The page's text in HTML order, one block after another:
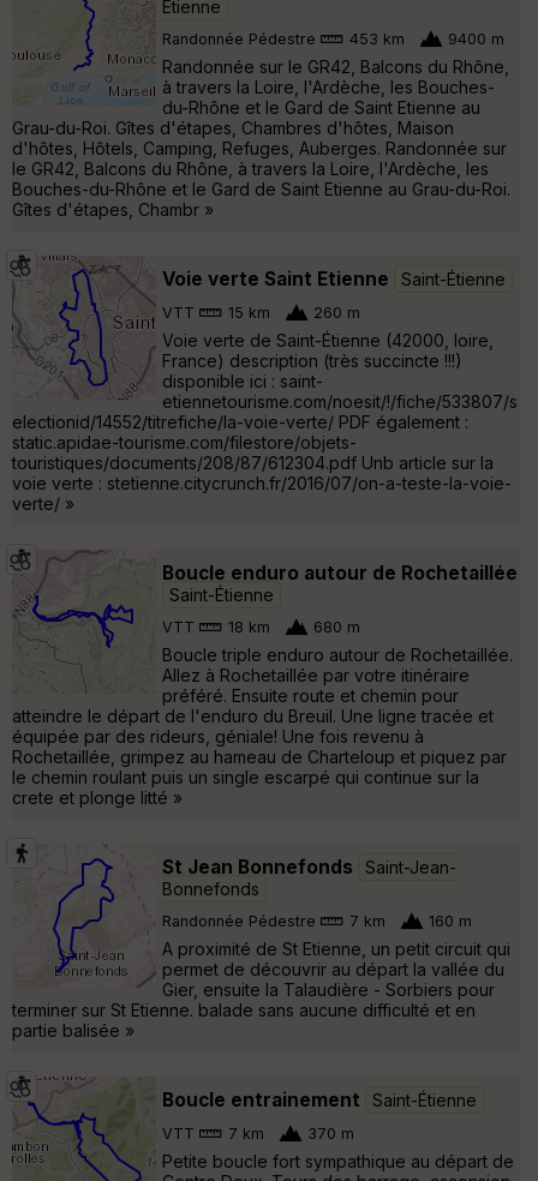
Étienne
Randonnée Pédestre 453 km 9400 m
Randonnée sur le GR42, Balcons du Rhône,
à travers la Loire, l'Ardèche, les Bouches-
du-Rhône et le Gard de Saint Etienne au
Grau-du-Roi. Gîtes d'étapes, Chambres d'hôtes, Maison
d'hôtes, Hôtels, Camping, Refuges, Auberges. Randonnée sur
le GR42, Balcons du Rhône, à travers la Loire, l'Ardèche, les
Bouches-du-Rhône et le Gard de Saint Etienne au Grau-du-Roi.
Gîtes d'étapes, Chambr »
Voie verte Saint Etienne Saint-Étienne
VTT 15 km 260 m
Voie verte de Saint-Étienne (42000, loire,
France) description (très succincte !!!)
disponible ici : saint-
etiennetourisme.com/noesit/!/fiche/533807/s
electionid/14552/titrefiche/la-voie-verte/ PDF également :
static.apidae-tourisme.com/filestore/objets-
touristiques/documents/208/87/612304.pdf Unb article sur la
voie verte : stetienne.citycrunch.fr/2016/07/on-a-teste-la-voie-
verte/ »
Boucle enduro autour de Rochetaillée
Saint-Étienne
VTT 18 km 680 m
Boucle triple enduro autour de Rochetaillée.
Allez à Rochetaillée par votre itinéraire
préféré. Ensuite route et chemin pour
atteindre le départ de l'enduro du Breuil. Une ligne tracée et
équipée par des rideurs, géniale! Une fois revenu à
Rochetaillée, grimpez au hameau de Charteloup et piquez par
le chemin roulant puis un single escarpé qui continue sur la
crete et plonge litté »
St Jean Bonnefonds
Saint-Jean-
Bonnefonds
Randonnée Pédestre 7 km 160 m
A proximité de St Etienne, un petit circuit qui
permet de découvrir au départ la vallée du
Gier, ensuite la Talaudière - Sorbiers pour
terminer sur St Etienne. balade sans aucune difficulté et en
partie balisée »
Boucle entrainement Saint-Étienne
VTT 7 km 370 m
Petite boucle fort sympathique au départ de